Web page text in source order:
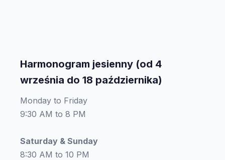
Harmonogram jesienny (od 4
września do 18 października)
Monday to Friday
9:30 AM to 8 PM
Saturday & Sunday
8:30 AM to 10 PM